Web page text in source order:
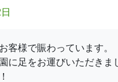
客様で賑わっています。
に足をお運びいただきま